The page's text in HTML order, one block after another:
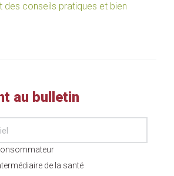
des conseils pratiques et bien
au bulletin
de la santé